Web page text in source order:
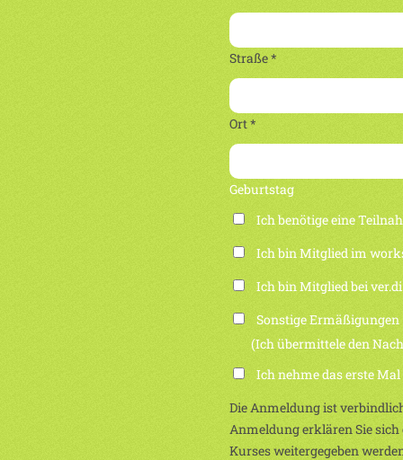
Straße *
Ort *
Geburtstag
Ich benötige eine
Ich bin Mitglied im
Ich bin Mitglied bei ver.di
Sonstige Ermäßigungen
(Ich übermittele den
Ich nehme das erste
Die Anmeldung ist
Anmeldung erklären Sie
Kurses weitergegeben